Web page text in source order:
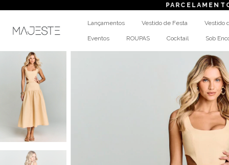
em até 6x
Lançamentos Vestido de Festa Vestido
Eventos ROUPAS Cocktail Sob